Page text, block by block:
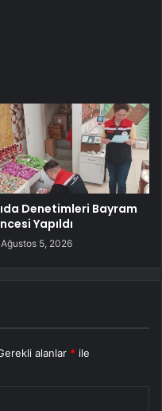
Denetimleri Bayram
Yapıldı
Ağustos 5, 2026
alanlar * ile